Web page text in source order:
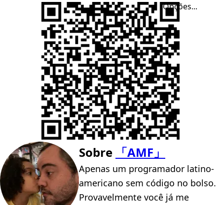
Opções...
Sobre 「AMF」
Apenas um programador latino-
americano sem código no bolso.
Provavelmente você já me